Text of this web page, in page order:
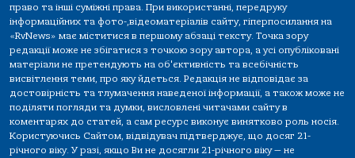
право та інші суміжні права. При використанні, передруку
інформаційних та фото-,відеоматеріалів сайту, гіперпосилання на
«RvNews» має міститися в першому абзаці тексту. Точка зору
редакції може не збігатися з точкою зору автора, а усі опубліковані
матеріали не претендують на об'єктивність та всебічність
висвітлення теми, про яку йдеться. Редакція не відповідає за
достовірність та тлумачення наведеної інформації, а також може не
поділяти погляди та думки, висловлені читачами сайту в
коментарях до статей, а сам ресурс виконує винятково роль носія.
Користуючись Сайтом, відвідувач підтверджує, що досяг 21-
річного віку. У разі, якщо Ви не досягли 21-річного віку — не